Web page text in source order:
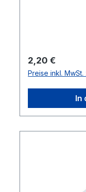
Regulärer Preis:
2,20 €
Preise inkl.
In